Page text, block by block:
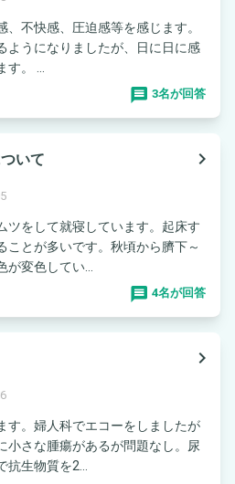
不快感、圧迫感等を感じます。
ようになりましたが、日に日に感
す。 ...
3名が回答
いて
navigate_next
ツをして就寝しています。起床す
ことが多いです。秋頃から臍下～
が変色してい...
4名が回答
navigate_next
す。婦人科でエコーをしましたが
小さな腫瘍があるが問題なし。尿
抗生物質を2...